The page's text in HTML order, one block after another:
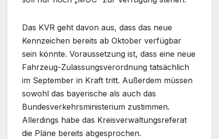
Das KVR geht davon aus, dass das neue
Kennzeichen bereits ab Oktober verfügbar
sein könnte. Voraussetzung ist, dass eine neue
Fahrzeug-Zulassungsverordnung tatsächlich
im September in Kraft tritt. Außerdem müssen
sowohl das bayerische als auch das
Bundesverkehrsministerium zustimmen.
Allerdings habe das Kreisverwaltungsreferat
die Pläne bereits abgesprochen.